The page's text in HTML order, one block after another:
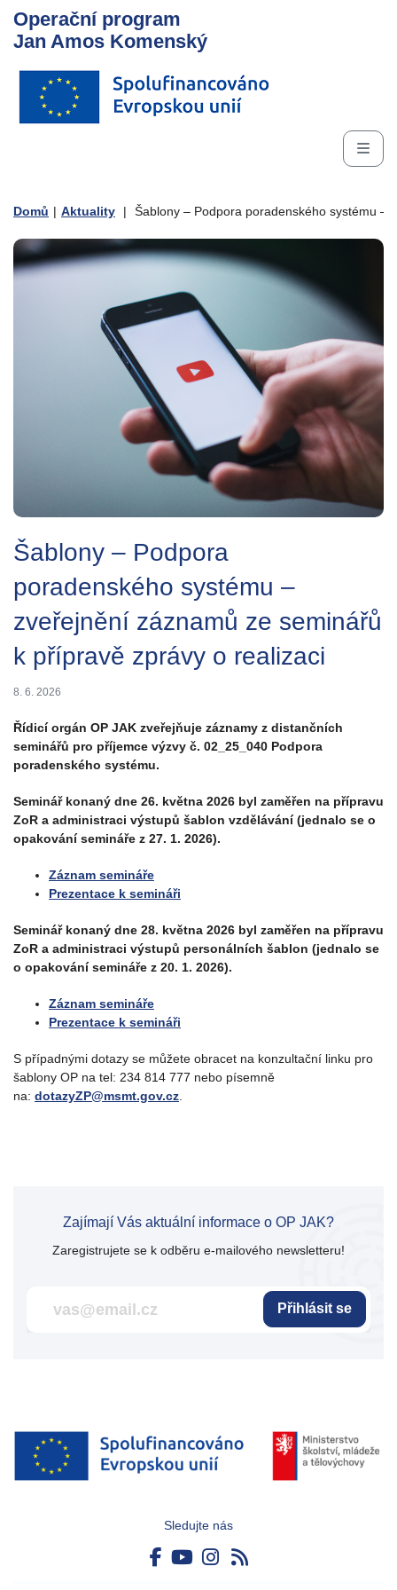
Operační program
Jan Amos Komenský
Domů | Aktuality | Šablony – Podpora poradenského systému –
Šablony – Podpora
poradenského systému –
zveřejnění záznamů ze seminářů
k přípravě zprávy o realizaci
8. 6. 2026
Řídicí orgán OP JAK zveřejňuje záznamy z distančních
seminářů pro příjemce výzvy č. 02_25_040 Podpora
poradenského systému.
Seminář konaný dne 26. května 2026 byl zaměřen na přípravu
ZoR a administraci výstupů šablon vzdělávání (jednalo se o
opakování semináře z 27. 1. 2026).
Záznam semináře
Prezentace k semináři
Seminář konaný dne 28. května 2026 byl zaměřen na přípravu
ZoR a administraci výstupů personálních šablon (jednalo se
o opakování semináře z 20. 1. 2026).
Záznam semináře
Prezentace k semináři
S případnými dotazy se můžete obracet na konzultační linku pro
šablony OP na tel: 234 814 777 nebo písemně
na: dotazyZP@msmt.gov.cz
Zajímají Vás aktuální informace o OP JAK?
Zaregistrujete se k odběru e-mailového newsletteru!
Přihlásit se
Sledujte nás